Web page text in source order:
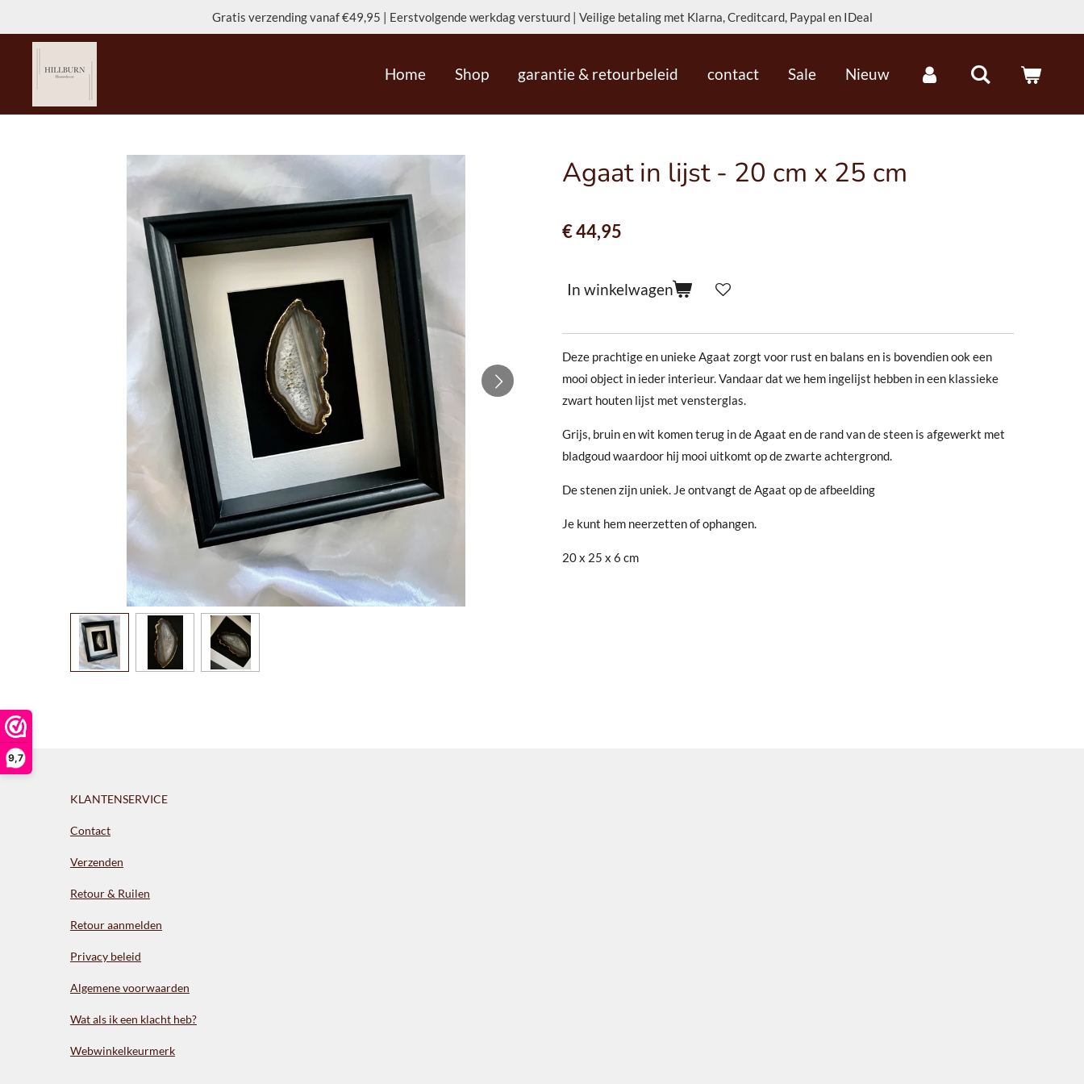
9,7
direct
hoofdinhoud
Gratis verzending vanaf €49,95 | Eerstvolgende werkdag verstuurd | Veilige betaling met Klarna, Creditcard, Paypal en IDeal
Home Shop garantie & retourbeleid contact Sale Nieuw
Agaat in lijst - 20 cm x 25 cm
€ 44,95
In winkelwagen
Deze prachtige en unieke Agaat zorgt voor rust en balans en is bovendien ook een
mooi object in ieder interieur. Vandaar dat we hem ingelijst hebben in een klassieke
zwart houten lijst met vensterglas.
Grijs, bruin en wit komen terug in de Agaat en de rand van de steen is afgewerkt met
bladgoud waardoor hij mooi uitkomt op de zwarte achtergrond.
De stenen zijn uniek. Je ontvangt de Agaat op de afbeelding
Je kunt hem neerzetten of ophangen.
20 x 25 x 6 cm
KLANTENSERVICE
Contact
Verzenden
Retour & Ruilen
Retour aanmelden
Privacy beleid
Algemene voorwaarden
Wat als ik een klacht heb?
Webwinkelkeurmerk